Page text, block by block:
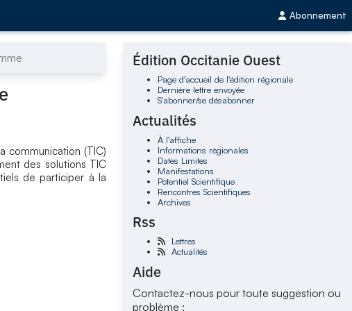
Abonnement
(TIC)
des solutions TIC
de participer à la
Édition Occitanie Ouest
Page d'accueil de l'édition régionale
Dernière lettre envoyée
S'abonner/se désabonner
Actualités
À l'affiche
Informations régionales
Dates Limites
Manifestations
Potentiel Scientifique
Rencontres Scientifiques
Archives
Rss
Lettres
Actualités
Aide
Contactez-nous pour toute suggestion ou
problème :